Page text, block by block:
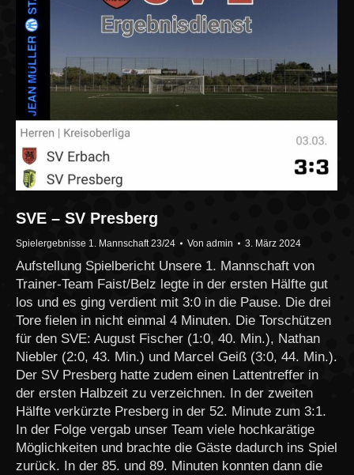
SVE – SV Presberg
Spielergebnisse 1. Mannschaft 23/24 Von admin 3. März 2024
Aufstellung Spielbericht Unsere 1. Mannschaft von
Trainer-Team Faist/Belz legte in der ersten Hälfte gut
los und es ging verdient mit 3:0 in die Pause. Die drei
Tore fielen in nicht einmal 4 Minuten. Die Torschützen
für den SVE: August Fischer (1:0, 40. Min.), Nathan
Niebler (2:0, 43. Min.) und Marcel Geiß (3:0, 44. Min.).
Der SV Presberg hatte zudem einen Lattentreffer in
der ersten Halbzeit zu verzeichnen. In der zweiten
Hälfte verkürzte Presberg in der 52. Minute zum 3:1.
In der Folge vergab unser Team viele hochkarätige
Möglichkeiten und brachte die Gäste dadurch ins Spiel
zurück. In der 85. und 89. Minuten konnten dann die